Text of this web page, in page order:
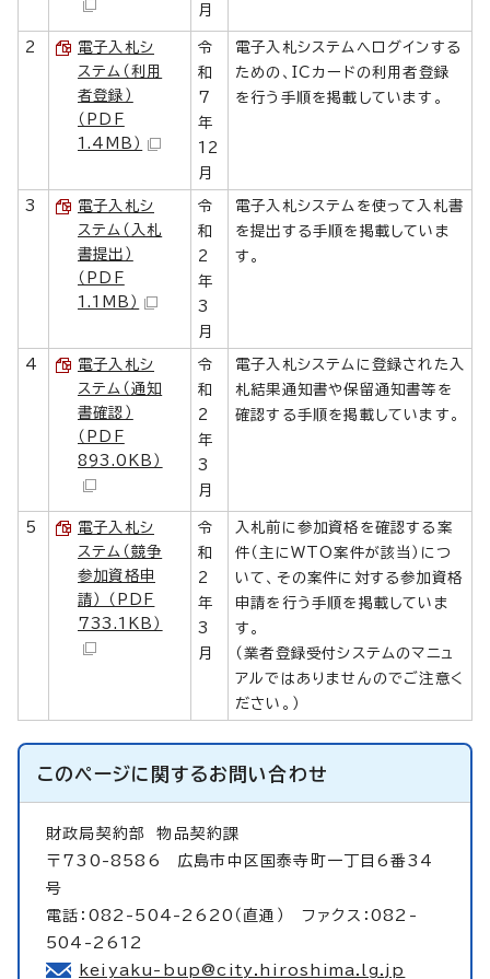
月
2
電子入札シ
ステム（利用
者登録）
（PDF
1.4MB）
令
和
7
年
12
月
電子入札システムへログインする
ための、ICカードの利用者登録
を行う手順を掲載しています。
3
電子入札シ
ステム（入札
書提出）
（PDF
1.1MB）
令
和
2
年
3
月
電子入札システムを使って入札書
を提出する手順を掲載していま
す。
4
電子入札シ
ステム（通知
書確認）
（PDF
893.0KB）
令
和
2
年
3
月
電子入札システムに登録された入
札結果通知書や保留通知書等を
確認する手順を掲載しています。
5
電子入札シ
ステム（競争
参加資格申
請） （PDF
733.1KB）
令
和
2
年
3
月
入札前に参加資格を確認する案
件（主にWTO案件が該当）につ
いて、その案件に対する参加資格
申請を行う手順を掲載していま
す。
（業者登録受付システムのマニュ
アルではありませんのでご注意く
ださい。）
このページに関するお問い合わせ
財政局契約部物品契約課
〒730-8586 広島市中区国泰寺町一丁目6番34
号
電話：082-504-2620（直通） ファクス：082-
504-2612
keiyaku-bup@city.hiroshima.lg.jp